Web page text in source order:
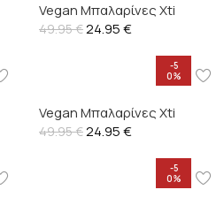
Vegan Μπαλαρίνες Xti
49.95€24.95€
-5
0%
Vegan Μπαλαρίνες Xti
49.95€24.95€
-5
0%